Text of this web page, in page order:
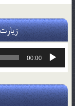
پخش‌کننده
00:00